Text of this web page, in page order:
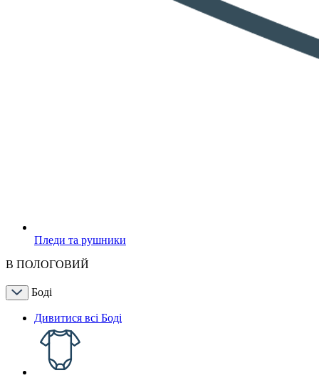
Пледи та рушники
В ПОЛОГОВИЙ
Боді
Дивитися всі Боді